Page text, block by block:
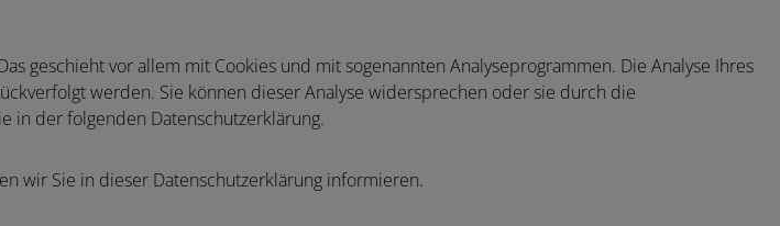
geschieht vor allem mit Cookies und mit sogenannten Analyseprogrammen. Die Analyse Ihres
werden. Sie können dieser Analyse widersprechen oder sie durch die
in der folgenden Datenschutzerklärung.
wir Sie in dieser Datenschutzerklärung informieren.